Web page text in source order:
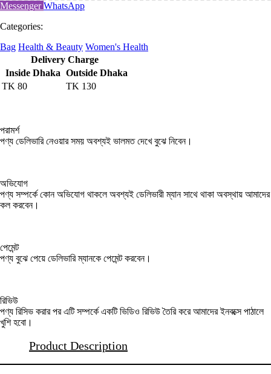
MessengerWhatsApp
Categories:
Bag Health & Beauty Women's Health
Delivery Charge
Inside Dhaka Outside Dhaka
TK 80 TK 130
পরামর্শ
পণ্য ডেলিভারি নেওয়ার সময় অবশ্যই ভালমত দেখে বুঝে নিবেন।
অভিযোগ
পণ্য সম্পর্কে কোন অভিযোগ থাকলে অবশ্যই ডেলিভারী ম্যান সাথে থাকা অবস্থায় আমাদের
কল করবেন।
পেমেন্ট
পণ্য বুঝে পেয়ে ডেলিভারি ম্যানকে পেমেন্ট করবেন।
রিভিউ
পণ্য রিসিভ করার পর এটি সম্পর্কে একটি ভিডিও রিভিউ তৈরি করে আমাদের ইনবক্সে পাঠালে
খুশি হবো।
Product Description